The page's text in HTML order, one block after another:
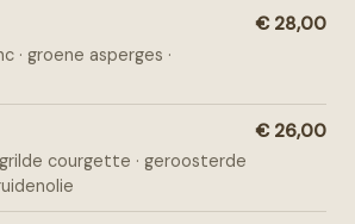
· groene asperges ·
€ 28,00
courgette · geroosterde
€ 26,00